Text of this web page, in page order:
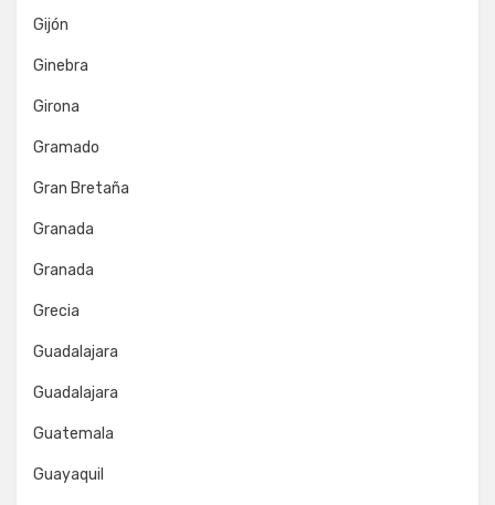
Gijón
Ginebra
Girona
Gramado
Gran Bretaña
Granada
Granada
Grecia
Guadalajara
Guadalajara
Guatemala
Guayaquil